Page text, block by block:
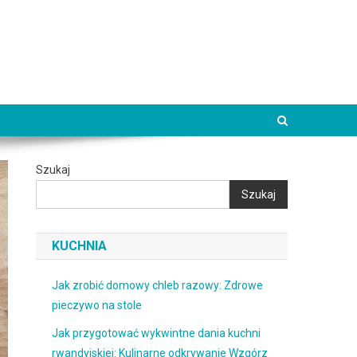
Szukaj
Szukaj
KUCHNIA
Jak zrobić domowy chleb razowy: Zdrowe
pieczywo na stole
Jak przygotować wykwintne dania kuchni
rwandyjskiej: Kulinarne odkrywanie Wzgórz